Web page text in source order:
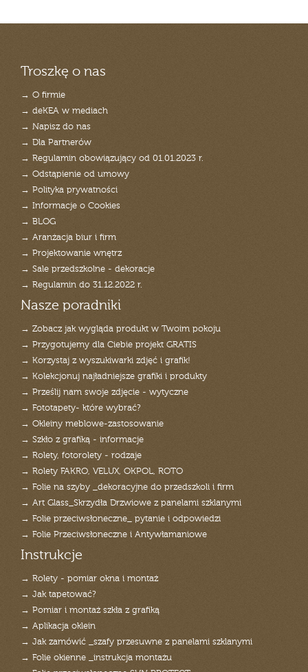
Troszkę o nas
→ O firmie
→ deKEA w mediach
→ Napisz do nas
→ Dla Partnerów
→ Regulamin obowiązujący od 01.01.2023 r.
→ Odstąpienie od umowy
→ Polityka prywatności
→ Informacje o Cookies
→ BLOG
→ Aranżacja biur i firm
→ Projektowanie wnętrz
→ Sale przedszkolne - dekoracje
→ Regulamin do 31.12.2022 r.
Nasze poradniki
→ Zobacz jak wygląda produkt w Twoim pokoju
→ Przygotujemy dla Ciebie projekt GRATIS
→ Korzystaj z wyszukiwarki zdjęć i grafik!
→ Kolekcjonuj najładniejsze grafiki i produkty
→ Prześlij nam swoje zdjęcie - wytyczne
→ Fototapety- które wybrać?
→ Okleiny meblowe-zastosowanie
→ Szkło z grafiką - informacje
→ Rolety, fotorolety - rodzaje
→ Rolety FAKRO, VELUX, OKPOL, ROTO
→ Folie na szyby _dekoracyjne do przedszkoli i firm
→ Art Glass_Skrzydła Drzwiowe z panelami szklanymi
→ Folie przeciwsłoneczne_ pytanie i odpowiedzi
→ Folie Przeciwsłoneczne i Antywłamaniowe
Instrukcje
→ Rolety - pomiar okna i montaż
→ Jak tapetować?
→ Pomiar i montaż szkła z grafiką
→ Aplikacja oklein
→ Jak zamówić _szafy przesuwne z panelami szklanymi
→ Folie okienne _instrukcja montażu